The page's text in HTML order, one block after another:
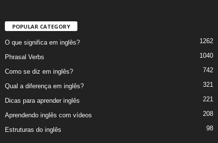
POPULAR CATEGORY
O que significa em inglês? 1262
Phrasal Verbs 1040
Como se diz em inglês? 742
Qual a diferença em inglês? 321
Dicas para aprender inglês 221
Aprendendo inglês com vídeos 208
Estruturas do inglês 98